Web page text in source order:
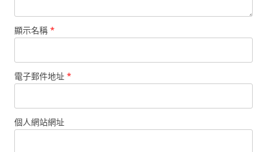
顯示名稱 *
電子郵件地址 *
個人網站網址